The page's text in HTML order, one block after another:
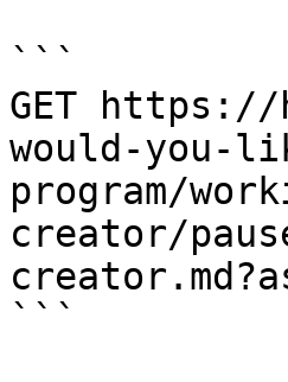
```
GET https://
would-you-
program/
creator/
```